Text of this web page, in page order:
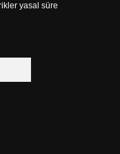
yasal süre